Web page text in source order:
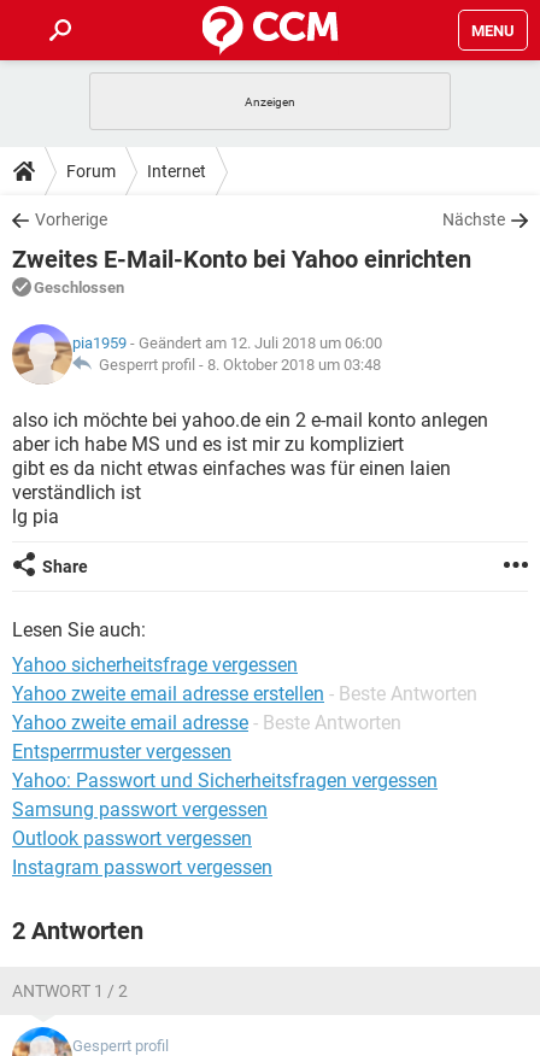
MENU
ANDROID
WINDOWS 10
WHATSAPP TIKTOK
FACEBOOK
TIPPS & TRICKS
SPIELE
WINDOWS 10
WHATSAPP
FACEBOOK HARDWARE
DOWNLOADS
SPIELE STREAMING
ANDROID
WINDOWS 10 INSTAGRAM
WHATSAPP
FACEBOOK HARDWARE
FORUM
SPIELE
ANDROID IOS
WHATSAPP TIKTOK
FACEBOOK
LEXIKON
SPIELE
ANDROID IOS
WINDOWS 10 INSTAGRAM
WHATSAPP
Forum Internet
Vorherige Nächste
Zweites E-Mail-Konto bei Yahoo einrichten
Geschlossen
pia1959 - Geändert am 12. Juli 2018 um 06:00
Gesperrt profil - 8. Oktober 2018 um 03:48
also ich möchte bei yahoo.de ein 2 e-mail konto anlegen
aber ich habe MS und es ist mir zu kompliziert
gibt es da nicht etwas einfaches was für einen laien
verständlich ist
lg pia
Share
Lesen Sie auch:
Yahoo sicherheitsfrage vergessen
Yahoo zweite email adresse erstellen - Beste Antworten
Yahoo zweite email adresse - Beste Antworten
Entsperrmuster vergessen
Yahoo: Passwort und Sicherheitsfragen vergessen
Samsung passwort vergessen
Outlook passwort vergessen
Instagram passwort vergessen
2 Antworten
ANTWORT 1 / 2
Gesperrt profil